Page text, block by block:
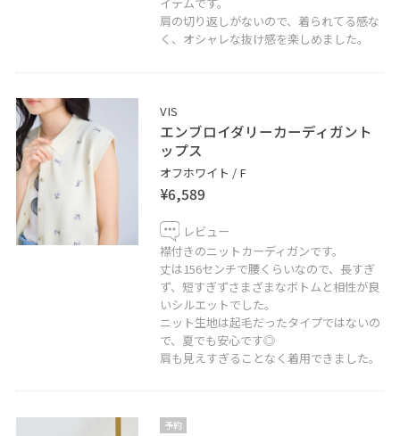
イテムです。
肩の切り返しがないので、着られてる感な
く、オシャレな抜け感を楽しめました。
VIS
エンブロイダリーカーディガント
ップス
オフホワイト / F
¥6,589
レビュー
襟付きのニットカーディガンです。
丈は156センチで腰くらいなので、長すぎ
ず、短すぎずさまざまなボトムと相性が良
いシルエットでした。
ニット生地は起毛だったタイプではないの
で、夏でも安心です◎
肩も見えすぎることなく着用できました。
予約